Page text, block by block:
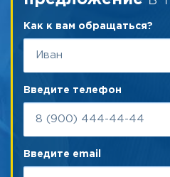
Как к вам обращаться?
Введите телефон
Введите email